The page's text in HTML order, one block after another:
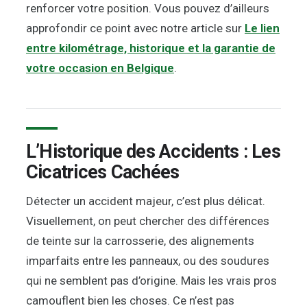
renforcer votre position. Vous pouvez d’ailleurs
approfondir ce point avec notre article sur Le lien
entre kilométrage, historique et la garantie de
votre occasion en Belgique.
L’Historique des Accidents : Les
Cicatrices Cachées
Détecter un accident majeur, c’est plus délicat.
Visuellement, on peut chercher des différences
de teinte sur la carrosserie, des alignements
imparfaits entre les panneaux, ou des soudures
qui ne semblent pas d’origine. Mais les vrais pros
camouflent bien les choses. Ce n’est pas